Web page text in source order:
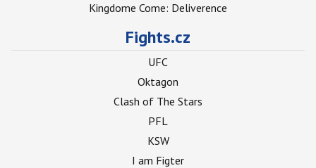
Kingdome Come: Deliverence
Fights.cz
UFC
Oktagon
Clash of The Stars
PFL
KSW
I am Figter